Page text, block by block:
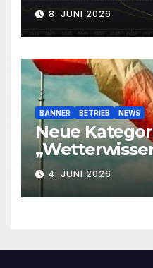
8. JUNI 2026
BANNER BETRIEB NEWS
Neue
4. JUNI 2026